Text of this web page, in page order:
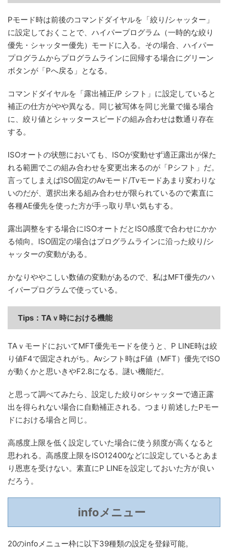
Pモード時は前後のコマンドダイヤルを「絞り/シャッター」
に設定しておくことで、ハイパープログラム（一時的な絞り
優先・シャッター優先）モードに入る。その場合、ハイパー
プログラムからプログラムラインに回帰する場合にグリーン
ボタンが「Pへ戻る」となる。
コマンドダイヤルを「露出補正/P シフト」に設定していると
補正の仕方がやや異なる。同じ被写体を同じ光量で撮る場合
に、絞り値とシャッタースピードの組み合わせは数通り存在
する。
ISOオートの状態においても、ISOが変動せず適正露出が保た
れる範囲でこの組み合わせを変更出来るのが「Pシフト」だ。
言ってしまえばISO固定のAvモード/Tvモードあまり変わりな
いのだが、選択出来る組み合わせが限られているので素直に
各種AE優先を使った方が手っ取り早い気もする。
露出調整をする場合にISOオートだとISO感度で合わせにかか
る傾向。ISO固定の場合はプログラムラインに沿った絞り/シ
ャッターの変動がある。
かなりややこしい数値の変動があるので、私はMFT優先のハ
イパープログラムで使っている。
Tips：TAｖ時における機能
TAｖモードにおいてMFT優先モードを使うと、P LINE時は絞
り値F4で固定されがち。Avシフト時はF値（MFT）優先でISO
が動くかと思いきやF2.8になる。謎い機能だ。
と思って調べてみたら、設定した絞りorシャッターで適正露
出を得られない場合に自動補正される。つまり前述したPモー
ドにおける場合と同じ。
高感度上限を低く設定していた場合に使う頻度が高くなると
思われる。高感度上限をISO12400などに設定しているとあま
り恩恵を受けない。素直にP LINEを設定しておいた方が良い
だろう。
infoメニュー
20のinfoメニュー枠に以下39種類の設定を登録可能。